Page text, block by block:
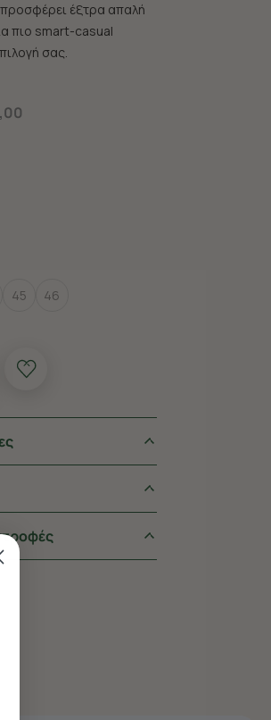
έξτρα απαλή
πιο smart-casual
σας.
45 46